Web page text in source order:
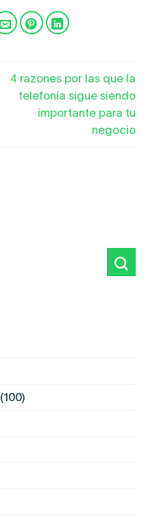
4 razones por las que la
telefonía sigue siendo
importante para tu
negocio
(100)